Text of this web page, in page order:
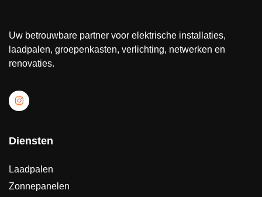
Uw betrouwbare partner voor elektrische installaties,
laadpalen, groepenkasten, verlichting, netwerken en
renovaties.
Diensten
Laadpalen
Zonnepanelen